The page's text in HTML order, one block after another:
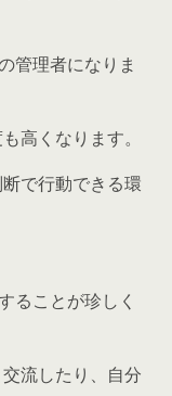
管理者になりま
高くなります。
で行動できる環
ることが珍しく
流したり、自分